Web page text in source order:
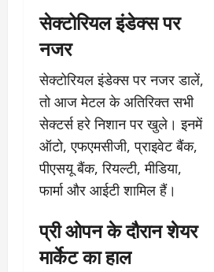
सेक्टोरियल इंडेक्स पर
नजर
सेक्टोरियल इंडेक्स पर नजर डालें,
तो आज मेटल के अतिरिक्त सभी
सेक्टर्स हरे निशान पर खुले। इनमें
ऑटो, एफएमसीजी, प्राइवेट बैंक,
पीएसयू बैंक, रियल्टी, मीडिया,
फार्मा और आईटी शामिल हैं।
प्री ओपन के दौरान शेयर
मार्केट का हाल